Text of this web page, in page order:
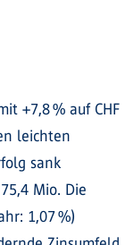
+7,8 % auf CHF
leichten
sank
Mio. Die
1,07 %)